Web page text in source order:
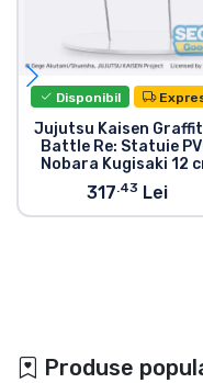
Disponibil
Jujutsu Kaisen
Battle Re: Statuie
Nobara Kugisaki 12
317.43 Lei
Produse